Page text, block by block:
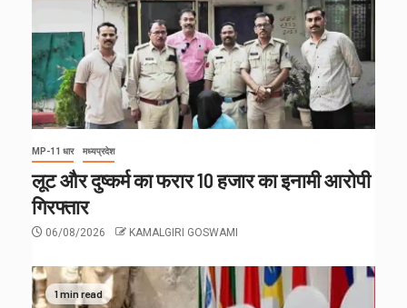
MP-11 धार मध्यप्रदेश
लूट और दुष्कर्म का फरार 10 हजार का इनामी आरोपी
गिरफ्तार
06/08/2026 KAMALGIRI GOSWAMI
1 min read